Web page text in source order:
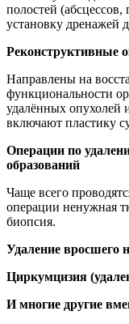
полостей
установку дренажей
Реконструктивные
Направлены на
функциональности
удалённых
включают пластику
Операции по
образований
Чаще всего
операции ненужная
биопсия.
Удаление вросшего
Циркумцизия
И многие другие